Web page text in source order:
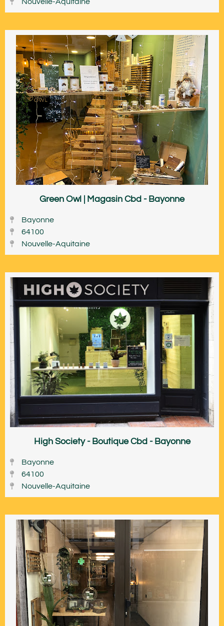
Nouvelle-Aquitaine
Green Owl | Magasin Cbd - Bayonne
Bayonne
64100
Nouvelle-Aquitaine
High Society - Boutique Cbd - Bayonne
Bayonne
64100
Nouvelle-Aquitaine